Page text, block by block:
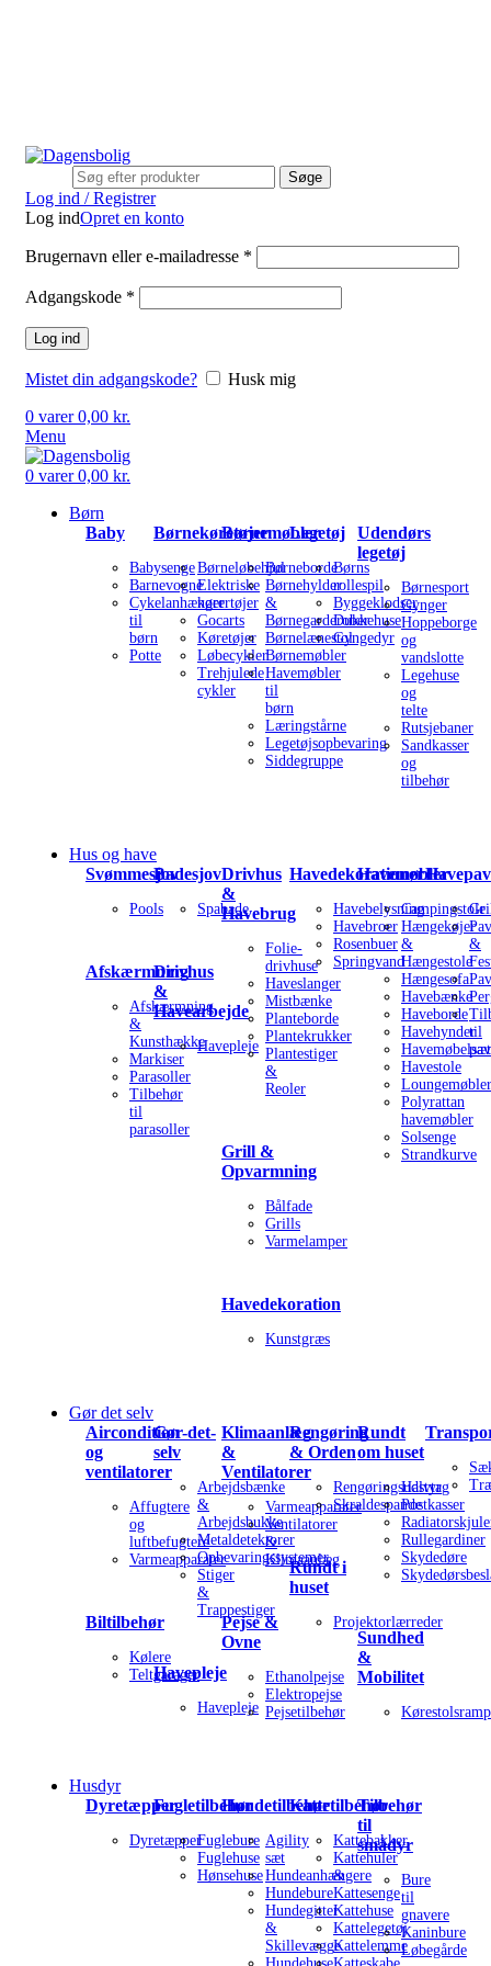
Søge
Log ind / Registrer
Log indOpret en konto
Brugernavn eller e-mailadresse *
Adgangskode *
Log ind
Mistet din adgangskode?
Husk mig
0 varer 0,00 kr.
Menu
0 varer 0,00 kr.
Børn
Baby
Babysenge
Barnevogne
Cykelanhænger
til
børn
Potte
Børnekøretøjer
Børneløbehjul
Elektriske
kørertøjer
Gocarts
Køretøjer
Løbecykler
Trehjulede
cykler
Børnemøbler
Børneborde
Børnehylder
&
Børnegarderober
Børnelænestol
Børnemøbler
Havemøbler
til
børn
Læringstårne
Legetøjsopbevaring
Siddegruppe
Legetøj
Børns
rollespil
Byggeklodser
Dukkehuse
Gyngedyr
Udendørs
legetøj
Børnesport
Gynger
Hoppeborge
og
vandslotte
Legehuse
og
telte
Rutsjebaner
Sandkasser
og
tilbehør
Hus og have
Svømmesjov
Pools
Afskærmning
Afskærmning
&
Kunsthække
Markiser
Parasoller
Tilbehør
til
parasoller
Badesjov
Spabade
Drivhus
&
Havearbejde
Havepleje
Drivhus
&
Havebrug
Folie-
drivhuse
Haveslanger
Mistbænke
Planteborde
Plantekrukker
Plantestiger
&
Reoler
Grill &
Opvarmning
Bålfade
Grills
Varmelamper
Havedekoration
Kunstgræs
Havedekorationer
Havebelysning
Havebroer
Rosenbuer
Springvand
Havemøbler
Campingstole
Hængekøjer
&
Hængestole
Hængesofa
Havebænke
Haveborde
Havehynder
Havemøbelsæt
Havestole
Loungemøbler
Polyrattan
havemøbler
Solsenge
Strandkurve
&
til
Gør det selv
Aircondition
og
ventilatorer
Affugtere
og
luftbefugtere
Varmeapparater
Biltilbehør
Kølere
Teltgarager
Gør-det-
selv
Arbejdsbænke
&
Arbejdsbukke
Metaldetektorer
Opbevaringssystemer
Stiger
&
Trappestiger
Havepleje
Havepleje
Klimaanlæg
&
Ventilatorer
Varmeapparater
Ventilatorer
&
Klimaanlæg
Pejse &
Ovne
Ethanolpejse
Elektropejse
Pejsetilbehør
Rengøring
& Orden
Rengøringsudstyr
Skraldespande
Rundt i
huset
Projektorlærreder
Rundt
om huset
Halvtag
Postkasser
Rullegardiner
Skydedøre
Sundhed
&
Mobilitet
Husdyr
Dyretæpper
Dyretæpper
Fugletilbehør
Fuglebure
Fuglehuse
Hønsehuse
Hundetilbehør
Agility
sæt
Hundeanhængere
Hundebure
Hundegitter
&
Skillevægge
Kattetilbehør
Kattebakker
Kattehuler
&
Kattesenge
Kattehuse
Kattelegetøj
Kattelemme
Tilbehør
til
smådyr
Bure
til
gnavere
Kaninbure
Løbegårde